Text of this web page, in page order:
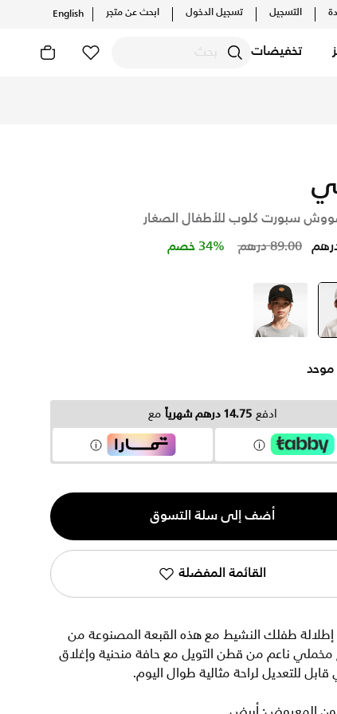
التسجيل تسجيل الدخول ابحث عن متجر English
تخفيضات
سبورت كلوب للأطفال الصغار
Price reduced from
89.00 درهم to 34% خصم
أسود
ادفع 14.75 درهم شهرياً مع
أضف إلى سلة التسوق
القائمة المفضلة
إطلالة طفلك النشيط مع هذه القبعة المصنوعة من
ناعم من قطن التويل مع حافة منحنية وإغلاق
للتعديل لراحة مثالية طوال اليوم.